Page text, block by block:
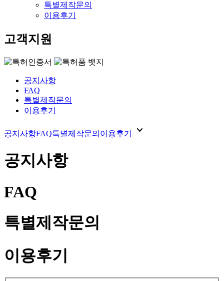
특별제작문의
이용후기
고객지원
공지사항
FAQ
특별제작문의
이용후기
공지사항FAQ특별제작문의 이용후기 expand_more
공지사항
FAQ
특별제작문의
이용후기